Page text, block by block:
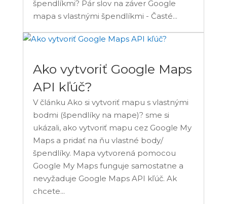
špendlíkmi? Pár slov na záver Google
mapa s vlastnými špendlíkmi - Časté...
Ako vytvoriť Google Maps
API kľúč?
V článku Ako si vytvoriť mapu s vlastnými
bodmi (špendlíky na mape)? sme si
ukázali, ako vytvoriť mapu cez Google My
Maps a pridať na ňu vlastné body/
špendlíky. Mapa vytvorená pomocou
Google My Maps funguje samostatne a
nevyžaduje Google Maps API kľúč. Ak
chcete...